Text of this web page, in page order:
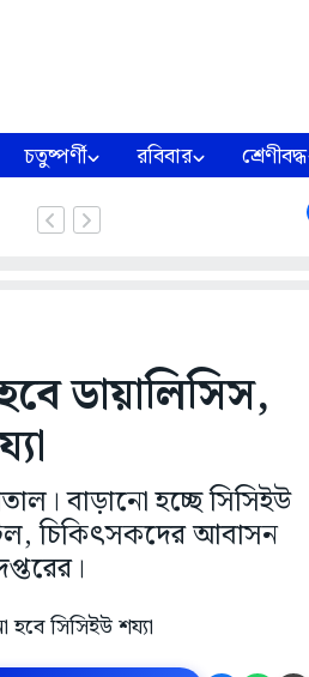
চতুষ্পর্ণী রবিবার শ্রেণীবদ্ধ
ডায়ালিসিস,
বাড়ানো হচ্ছে সিসিইউ
চিকিৎসকদের আবাসন